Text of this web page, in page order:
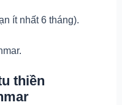
ít nhất 6 tháng).
thiền